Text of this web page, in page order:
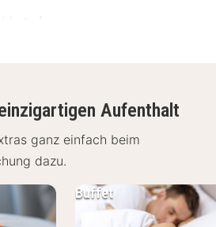
- 1,2 km
- 6 km
km
- 1 km
- 7,5 km
Aufenthalt
ganz einfach beim
dazu.
Buffet